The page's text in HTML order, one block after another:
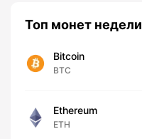
Топ монет недели
Bitcoin
BTC
Ethereum
ETH